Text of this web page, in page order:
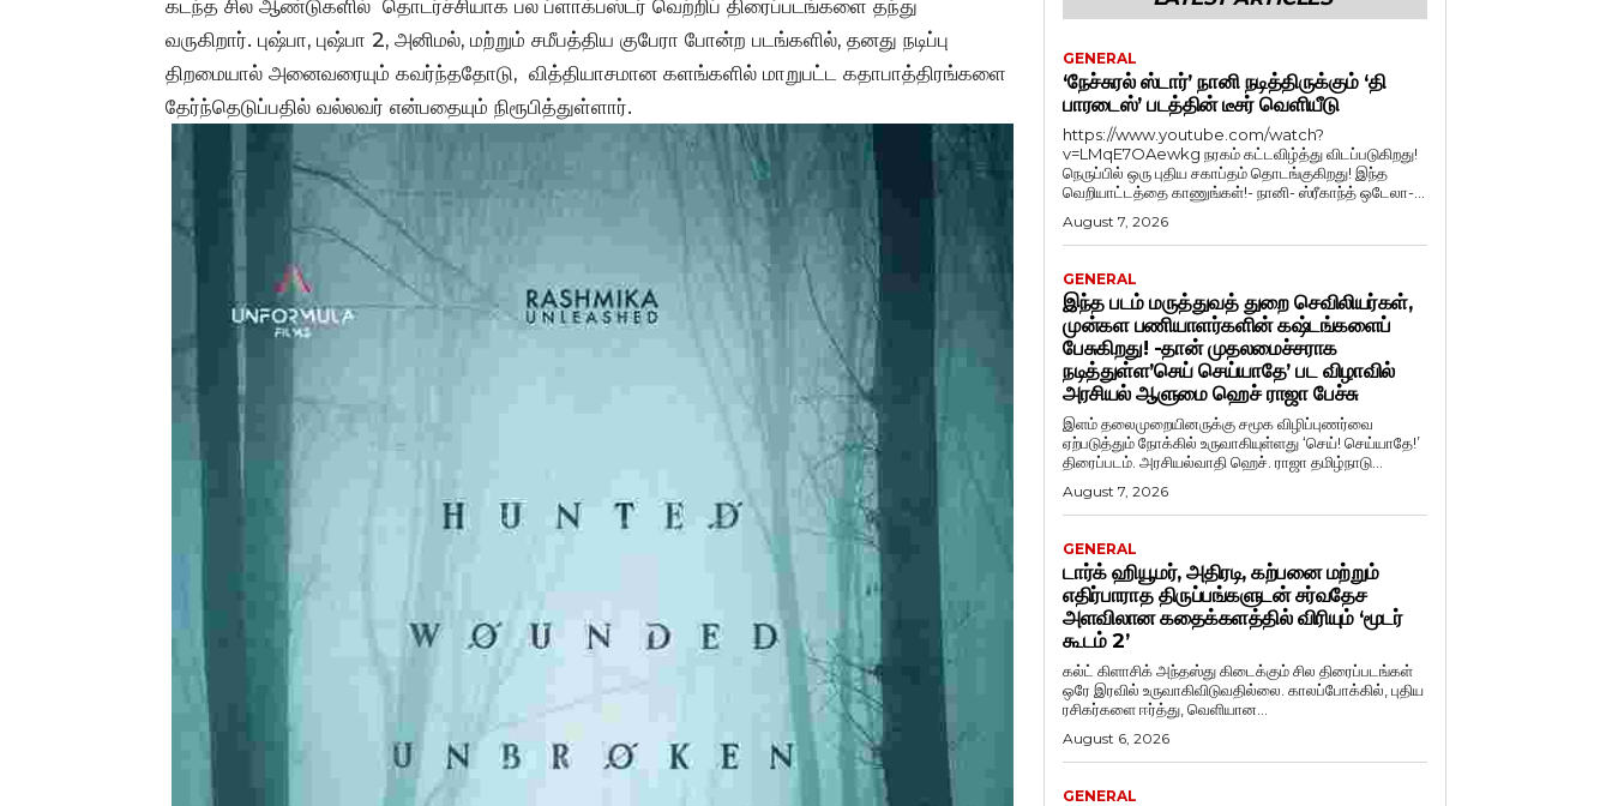
கடந்த சில ஆண்டுகளில் தொடர்ச்சியாக பல ப்ளாக்பஸ்டர் வெற்றிப் திரைப்படங்களை தந்து
வருகிறார். புஷ்பா, புஷ்பா 2, அனிமல், மற்றும் சமீபத்திய குபேரா போன்ற படங்களில், தனது நடிப்பு
திறமையால் அனைவரையும் கவர்ந்ததோடு, வித்தியாசமான களங்களில் மாறுபட்ட கதாபாத்திரங்களை
தேர்ந்தெடுப்பதில் வல்லவர் என்பதையும் நிரூபித்துள்ளார்.
GENERAL
‘நேச்சுரல் ஸ்டார்’ நானி நடித்திருக்கும் ‘தி
பாரடைஸ்’ படத்தின் டீசர் வெளியீடு
https://www.youtube.com/watch?
v=LMqE7OAewkg நரகம் கட்டவிழ்த்து விடப்படுகிறது!
நெருப்பில் ஒரு புதிய சகாப்தம் தொடங்குகிறது! இந்த
வெறியாட்டத்தை காணுங்கள்!- நானி- ஸ்ரீகாந்த் ஒடேலா-...
August 7, 2026
GENERAL
இந்த படம் மருத்துவத் துறை செவிலியர்கள்,
முன்கள பணியாளர்களின் கஷ்டங்களைப்
பேசுகிறது! -தான் முதலமைச்சராக
நடித்துள்ள’செய் செய்யாதே’ பட விழாவில்
அரசியல் ஆளுமை ஹெச் ராஜா பேச்சு
இளம் தலைமுறையினருக்கு சமூக விழிப்புணர்வை
ஏற்படுத்தும் நோக்கில் உருவாகியுள்ளது ‘செய்! செய்யாதே!’
திரைப்படம். அரசியல்வாதி ஹெச். ராஜா தமிழ்நாடு...
August 7, 2026
GENERAL
டார்க் ஹியூமர், அதிரடி, கற்பனை மற்றும்
எதிர்பாராத திருப்பங்களுடன் சர்வதேச
அளவிலான கதைக்களத்தில் விரியும் ‘மூடர்
கூடம் 2’
கல்ட் கிளாசிக் அந்தஸ்து கிடைக்கும் சில திரைப்படங்கள்
ஒரே இரவில் உருவாகிவிடுவதில்லை. காலப்போக்கில், புதிய
ரசிகர்களை ஈர்த்து, வெளியான...
August 6, 2026
GENERAL